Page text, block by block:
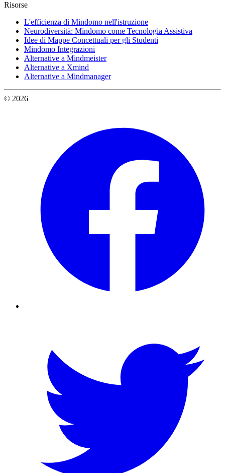
Risorse
L'efficienza di Mindomo nell'istruzione
Neurodiversità: Mindomo come Tecnologia Assistiva
Idee di Mappe Concettuali per gli Studenti
Mindomo Integrazioni
Alternative a Mindmeister
Alternative a Xmind
Alternative a Mindmanager
© 2026